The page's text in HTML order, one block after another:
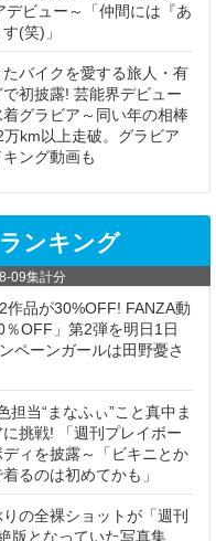
デビュー～「仲間には『あ
(笑)」
バイクを愛する旅人・有
初披露! 芸能界デビュー
グラビア～同い年の相棒
万km以上走破。グラビア
ング動画も
ンキング
09集計分
作品が30%OFF! FANZA動
OFF」第2弾を明日1日
ペーンガールは田野憂さ
担当“まなふぃ”こと真中ま
挑戦! 「週刊プレイボー
ィを披露～「ビキニとか
るのは初めてかも」
の全裸ショットが「週刊
版となっていた写真集